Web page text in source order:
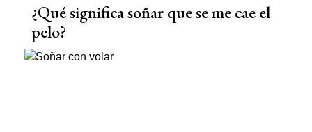
¿Qué significa soñar que se me cae el
pelo?